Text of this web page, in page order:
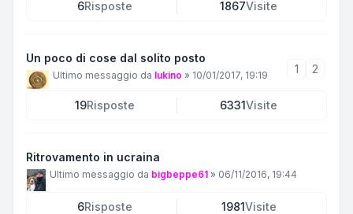
6Risposte 1867Visite
Un poco di cose dal solito posto
Ultimo messaggio da lukino » 10/01/2017, 19:19 1 2
19Risposte 6331Visite
Ritrovamento in ucraina
Ultimo messaggio da bigbeppe61 » 06/11/2016, 19:44
6Risposte 1981Visite